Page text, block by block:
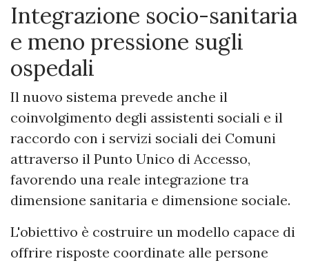
Integrazione socio-sanitaria
e meno pressione sugli
ospedali
Il nuovo sistema prevede anche il
coinvolgimento degli assistenti sociali e il
raccordo con i servizi sociali dei Comuni
attraverso il Punto Unico di Accesso,
favorendo una reale integrazione tra
dimensione sanitaria e dimensione sociale.
L'obiettivo è costruire un modello capace di
offrire risposte coordinate alle persone